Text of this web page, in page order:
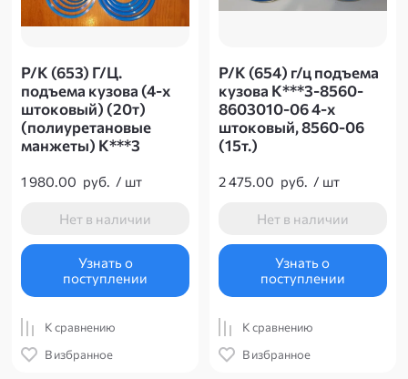
Р/К (653) Г/Ц.
подъема кузова (4-х
штоковый) (20т)
(полиуретановые
манжеты) К***3
1 980.00 руб. / шт
Нет в наличии
Узнать о
поступлении
К сравнению
В избранное
Р/К (654) г/ц подъема
кузова К***3-8560-
8603010-06 4-х
штоковый, 8560-06
(15т.)
2 475.00 руб. / шт
Нет в наличии
Узнать о
поступлении
К сравнению
В избранное